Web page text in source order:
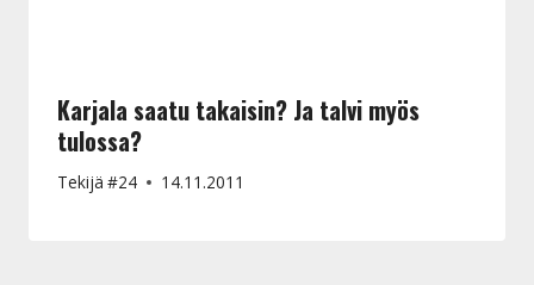
Karjala saatu takaisin? Ja talvi myös
tulossa?
Tekijä #24 14.11.2011